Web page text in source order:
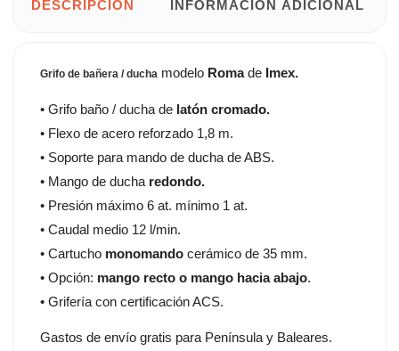
DESCRIPCIÓN INFORMACIÓN ADICIONAL
Grifo de bañera / ducha modelo Romade Imex.
• Grifo baño / ducha de latón cromado.
• Flexo de acero reforzado 1,8 m.
• Soporte para mando de ducha de ABS.
• Mango de ducha redondo.
• Presión máximo 6 at. mínimo 1 at.
• Caudal medio 12 l/min.
• Cartucho monomando cerámico de 35 mm.
• Opción: mango recto o mango hacia abajo.
• Grifería con certificación ACS.
Gastos de envío gratis para Península y Baleares.